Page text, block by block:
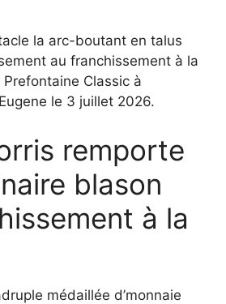
la arc-boutant en talus
au franchissement à la
Classic à
le 3 juillet 2026.
remporte
blason
à la
médaillée d’monnaie